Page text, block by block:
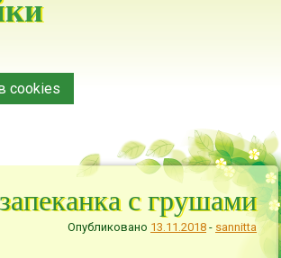
cookies
с грушами
Опубликовано 13.11.2018 - sannitta